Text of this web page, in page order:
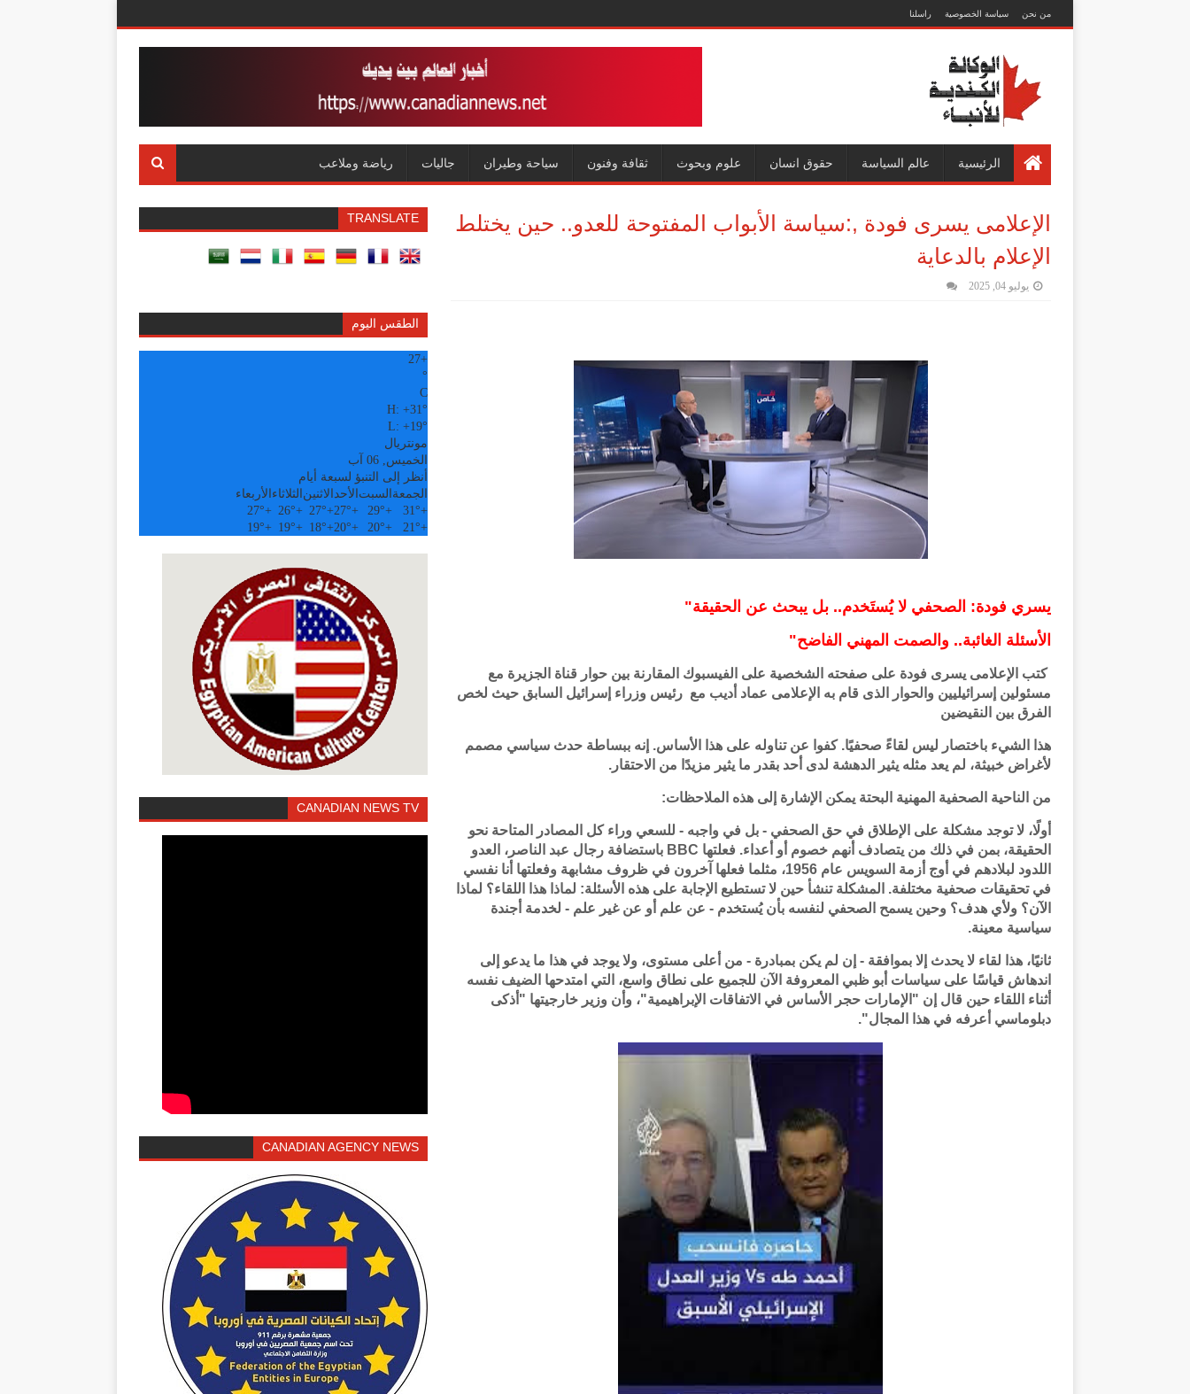
من نحن سياسة الخصوصية راسلنا
الرئيسية عالم السياسة حقوق انسان علوم وبحوث ثقافة وفنون سياحة وطيران جاليات رياضة وملاعب
الإعلامى يسرى فودة ,:سياسة الأبواب المفتوحة للعدو.. حين يختلط
الإعلام بالدعاية
يوليو 04, 2025
يسري فودة: الصحفي لا يُستَخدم.. بل يبحث عن الحقيقة"
الأسئلة الغائبة.. والصمت المهني الفاضح"
كتب الإعلامى يسرى فودة على صفحته الشخصية على الفيسبوك المقارنة بين حوار قناة الجزيرة مع
مسئولين إسرائيليين والحوار الذى قام به الإعلامى عماد أديب مع رئيس وزراء إسرائيل السابق حيث لخص
الفرق بين النقيضين
هذا الشيء باختصار ليس لقاءً صحفيًا. كفوا عن تناوله على هذا الأساس. إنه ببساطة حدث سياسي مصمم
لأغراض خبيثة، لم يعد مثله يثير الدهشة لدى أحد بقدر ما يثير مزيدًا من الاحتقار.
من الناحية الصحفية المهنية البحتة يمكن الإشارة إلى هذه الملاحظات:
أولًا، لا توجد مشكلة على الإطلاق في حق الصحفي - بل في واجبه - للسعي وراء كل المصادر المتاحة نحو
الحقيقة، بمن في ذلك من يتصادف أنهم خصوم أو أعداء. فعلتها BBC باستضافة رجال عبد الناصر، العدو
اللدود لبلادهم في أوج أزمة السويس عام 1956، مثلما فعلها آخرون في ظروف مشابهة وفعلتها أنا نفسي
في تحقيقات صحفية مختلفة. المشكلة تنشأ حين لا تستطيع الإجابة على هذه الأسئلة: لماذا هذا اللقاء؟ لماذا
الآن؟ ولأي هدف؟ وحين يسمح الصحفي لنفسه بأن يُستخدم - عن علم أو عن غير علم - لخدمة أجندة
سياسية معينة.
ثانيًا، هذا لقاء لا يحدث إلا بموافقة - إن لم يكن بمبادرة - من أعلى مستوى، ولا يوجد في هذا ما يدعو إلى
اندهاش قياسًا على سياسات أبو ظبي المعروفة الآن للجميع على نطاق واسع، التي امتدحها الضيف نفسه
أثناء اللقاء حين قال إن "الإمارات حجر الأساس في الاتفاقات الإبراهيمية"، وأن وزير خارجيتها "أذكى
دبلوماسي أعرفه في هذا المجال".
TRANSLATE
الطقس اليوم
+
27
°
C
H: +31°
L: +19°
مونتريال
الخميس, 06 آب
أنظر إلى التنبؤ لسبعة أيام
الجمعة السبت الأحد الاثنين الثلاثاء الأربعاء
+
31°
+
29°
+
27°
+
27°
+
26°
+
27°
+
21°
+
20°
+
20°
+
18°
+
19°
+
19°
CANADIAN NEWS TV
CANADIAN AGENCY NEWS